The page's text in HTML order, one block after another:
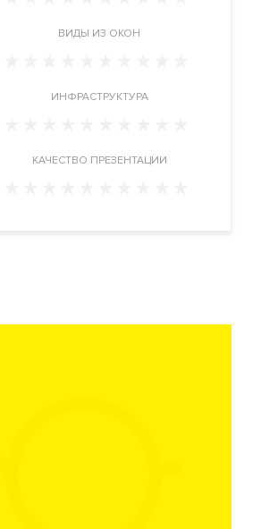
ВИДЫ ИЗ ОКОН
ИНФРАСТРУКТУРА
КАЧЕСТВО ПРЕЗЕНТАЦИИ